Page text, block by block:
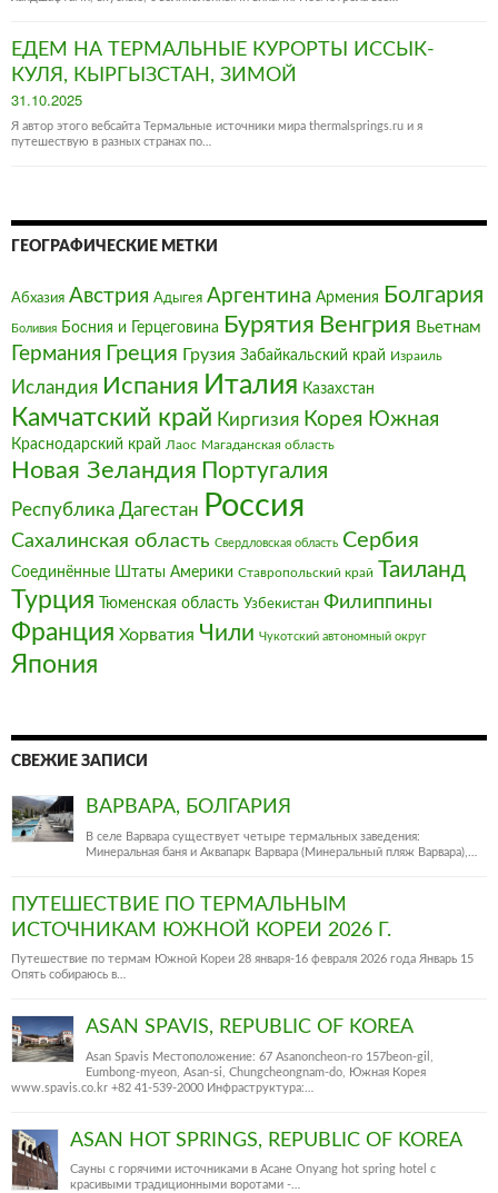
ЕДЕМ НА ТЕРМАЛЬНЫЕ КУРОРТЫ ИССЫК-
КУЛЯ, КЫРГЫЗСТАН, ЗИМОЙ
Posted
on
31.10.2025
Я автор этого вебсайта Термальные источники мира thermalsprings.ru и я
путешествую в разных странах по…
ГЕОГРАФИЧЕСКИЕ МЕТКИ
Абхазия Австрия‎ Адыгея Аргентина Армения Болгария‎
Боливия Босния и Герцеговина Бурятия Венгрия Вьетнам
Германия Греция Грузия Забайкальский край Израиль
Исландия Испания Италия‎ Казахстан
Камчатский край Киргизия Корея Южная
Краснодарский край Лаос Магаданская область
Новая Зеландия Португалия
Республика Дагестан Россия
Сахалинская область Свердловская область Сербия
Соединённые Штаты Америки Ставропольский край Таиланд
Турция Тюменская область Узбекистан Филиппины
Франция‎ Хорватия Чили Чукотский автономный округ
Япония
СВЕЖИЕ ЗАПИСИ
ВАРВАРА, БОЛГАРИЯ
В селе Варвара существует четыре термальных заведения:
Минеральная баня и Аквапарк Варвара (Минеральный пляж Варвара),…
ПУТЕШЕСТВИЕ ПО ТЕРМАЛЬНЫМ
ИСТОЧНИКАМ ЮЖНОЙ КОРЕИ 2026 Г.
Путешествие по термам Южной Кореи 28 января-16 февраля 2026 года Январь 15
Опять собираюсь в…
ASAN SPAVIS, REPUBLIC OF KOREA
Asan Spavis Местоположение: 67 Asanoncheon-ro 157beon-gil,
Eumbong-myeon, Asan-si, Chungcheongnam-do, Южная Корея
www.spavis.co.kr +82 41-539-2000 Инфраструктура:…
ASAN HOT SPRINGS, REPUBLIC OF KOREA
Сауны с горячими источниками в Асане Onyang hot spring hotel c
красивыми традиционными воротами -…